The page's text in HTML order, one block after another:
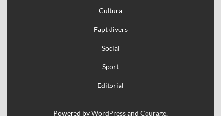
Cultura
Fapt divers
Social
Sport
Editorial
Powered byWordPressand Courage.